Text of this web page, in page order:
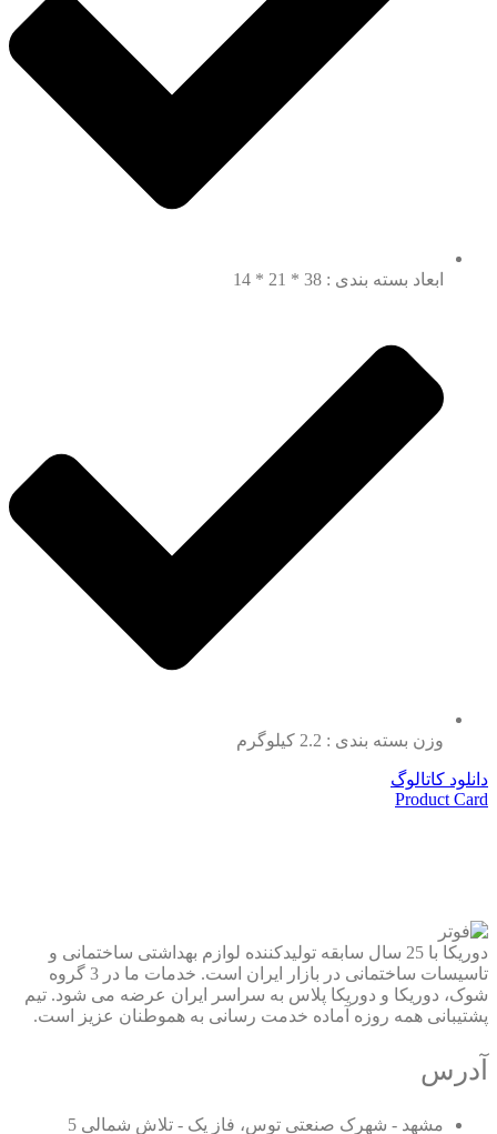
ابعاد بسته بندی : 38 * 21 * 14
وزن بسته بندی : 2.2 کیلوگرم
دانلود کاتالوگ
Product Card
دوریکا با 25 سال سابقه تولیدکننده لوازم بهداشتی ساختمانی و
تاسیسات ساختمانی در بازار ایران است. خدمات ما در 3 گروه
شوک، دوریکا و دوریکا پلاس به سراسر ایران عرضه می شود. تیم
پشتیبانی همه روزه آماده خدمت رسانی به هموطنان عزیز است.
آدرس
مشهد - شهرک صنعتی توس، فاز یک - تلاش شمالی 5